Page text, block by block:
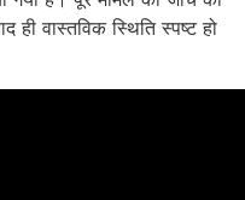
ही वास्तविक स्थिति स्पष्ट हो